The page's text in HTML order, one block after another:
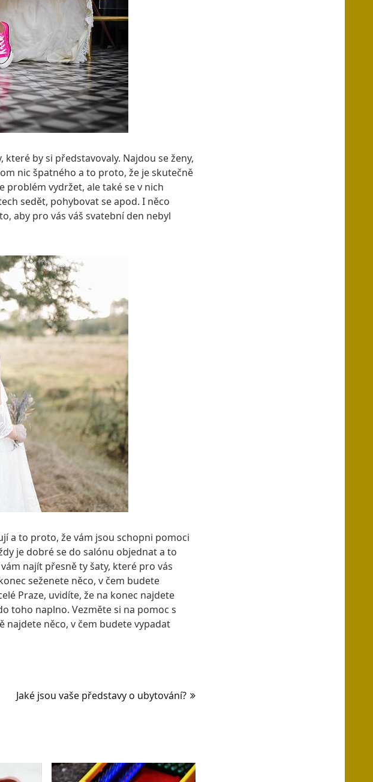
by si představovaly. Najdou se ženy,
nic špatného a to proto, že je skutečně
problém vydržet, ale také se v nich
sedět, pohybovat se apod. I něco
aby pro vás váš svatební den nebyl
a to proto, že vám jsou schopni pomoci
je dobré se do salónu objednat a to
vám najít přesně ty šaty, které pro vás
seženete něco, v čem budete
Praze, uvidíte, že na konec najdete
toho naplno. Vezměte si na pomoc s
najdete něco, v čem budete vypadat
Jaké jsou vaše představy o ubytování?